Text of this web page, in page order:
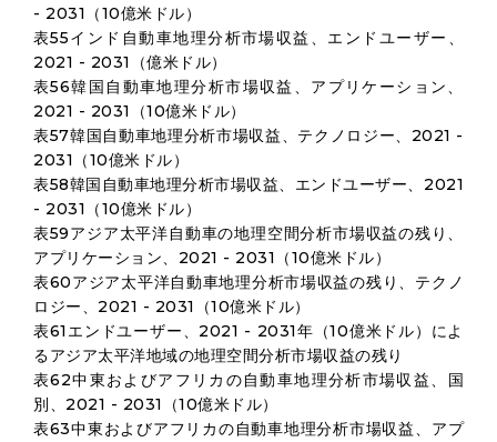
- 2031（10億米ドル）
表55インド自動車地理分析市場収益、エンドユーザー、
2021 - 2031（億米ドル）
表56韓国自動車地理分析市場収益、アプリケーション、
2021 - 2031（10億米ドル）
表57韓国自動車地理分析市場収益、テクノロジー、2021 -
2031（10億米ドル）
表58韓国自動車地理分析市場収益、エンドユーザー、2021
- 2031（10億米ドル）
表59アジア太平洋自動車の地理空間分析市場収益の残り、
アプリケーション、2021 - 2031（10億米ドル）
表60アジア太平洋自動車地理分析市場収益の残り、テクノ
ロジー、2021 - 2031（10億米ドル）
表61エンドユーザー、2021 - 2031年（10億米ドル）によ
るアジア太平洋地域の地理空間分析市場収益の残り
表62中東およびアフリカの自動車地理分析市場収益、国
別、2021 - 2031（10億米ドル）
表63中東およびアフリカの自動車地理分析市場収益、アプ